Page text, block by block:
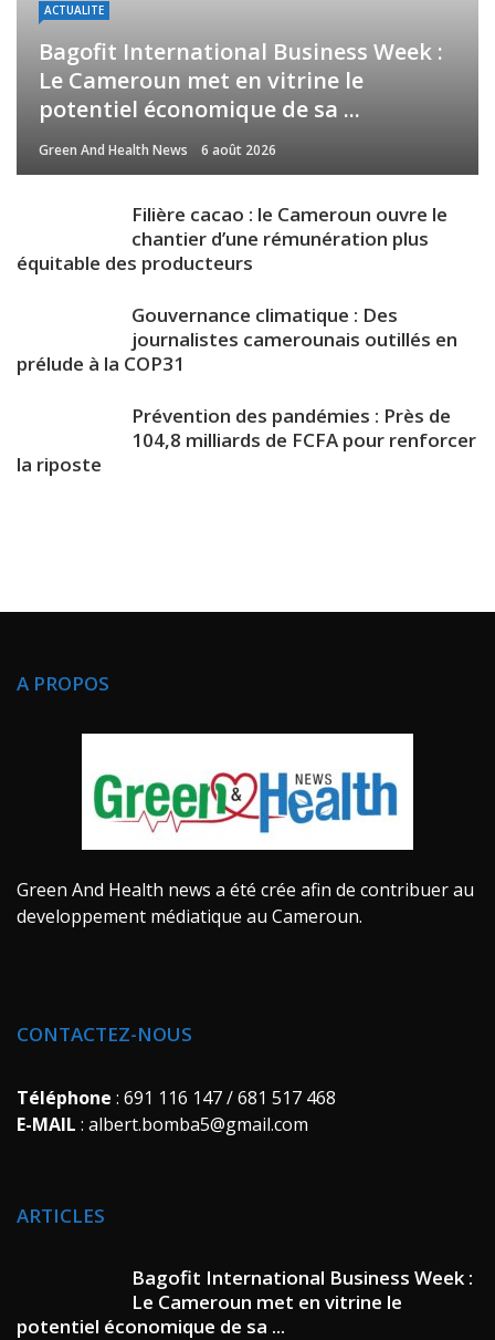
ACTUALITE
Bagofit International Business Week :
Le Cameroun met en vitrine le
potentiel économique de sa ...
Green And Health News 6 août 2026
Filière cacao : le Cameroun ouvre le
chantier d’une rémunération plus
équitable des producteurs
Gouvernance climatique : Des
journalistes camerounais outillés en
prélude à la COP31
Prévention des pandémies : Près de
104,8 milliards de FCFA pour renforcer
la riposte
A PROPOS
Green And Health news a été crée afin de contribuer au
developpement médiatique au Cameroun.
CONTACTEZ-NOUS
Téléphone : 691 116 147 / 681 517 468
E-MAIL : albert.bomba5@gmail.com
ARTICLES
Bagofit International Business Week :
Le Cameroun met en vitrine le
potentiel économique de sa ...